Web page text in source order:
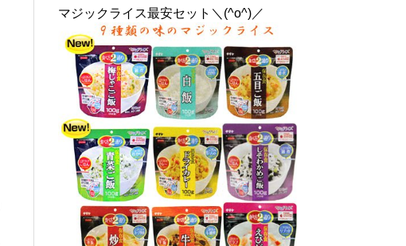
マジックライス最安セット＼(^o^)／